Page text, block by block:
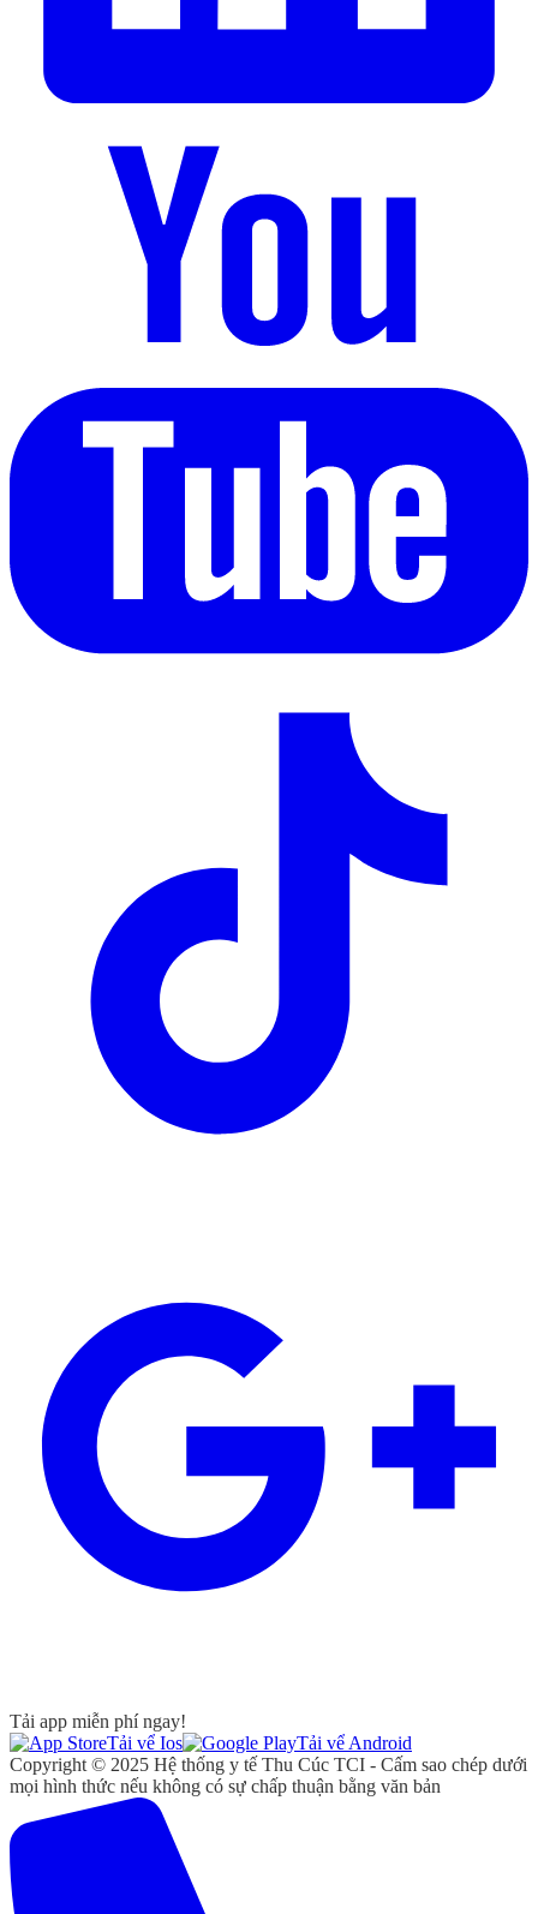
Tải app miễn phí ngay!
Tải vể Ios
Tải vể Android
Copyright © 2025 Hệ thống y tế Thu Cúc TCI - Cấm sao chép dưới
mọi hình thức nếu không có sự chấp thuận bằng văn bản